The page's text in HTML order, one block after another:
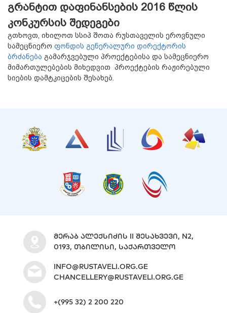
გრანტით დაფინანსების 2016 წლის
კონკურსის შედეგები
გთხოვთ, იხილოთ სსიპ შოთა რუსთაველის ეროვნული
სამეცნიერო ფონდის გენერალური დირექტორის
ბრძანება გამარჯვებული პროექტებისა და სამეცნიერო
მიმართულებების მიხედვით პროექტების რაჟირებული
სიების დამტკიცების შესახებ.
ᲛᲔᲠᲐᲑ ᲐᲚᲔᲥᲡᲘᲫᲘᲡ II ᲨᲔᲡᲐᲮᲕᲔᲕᲘ, N2,
0193, ᲗᲑᲘᲚᲘᲡᲘ, ᲡᲐᲥᲐᲠᲗᲕᲔᲚᲝ
INFO@RUSTAVELI.ORG.GE
CHANCELLERY@RUSTAVELI.ORG.GE
+(995 32) 2 200 220